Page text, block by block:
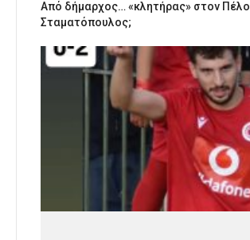
Από δήμαρχος… «κλητήρας» στον
Σταματόπουλος;